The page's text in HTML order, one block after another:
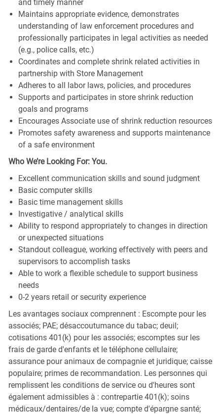
and timely manner
Maintains appropriate evidence, demonstrates
understanding of law enforcement procedures and
professionally participates in legal activities as needed
(e.g., police calls, etc.)
Coordinates and complete shrink related activities in
partnership with Store Management
Adheres to all labor laws, policies, and procedures
Supports and participates in store shrink reduction
goals and programs
Encourages Associate use of shrink reduction resources
Promotes safety awareness and supports maintenance
of a safe environment
Who We’re Looking For: You.
Excellent communication skills and sound judgment
Basic computer skills
Basic time management skills
Investigative / analytical skills
Ability to respond appropriately to changes in direction
or unexpected situations
Standout colleague, working effectively with peers and
supervisors to accomplish tasks
Able to work a flexible schedule to support business
needs
0-2 years retail or security experience
Les avantages sociaux comprennent : Escompte pour les
associés; PAE; désaccoutumance du tabac; deuil;
cotisations 401(k) pour les associés; escomptes sur les
frais de garde d'enfants et le téléphone cellulaire;
assurance pour animaux de compagnie et juridique; caisse
populaire; primes de recommandation. Les personnes qui
remplissent les conditions de service ou d'heures sont
également admissibles à : contrepartie 401(k); soins
médicaux/dentaires/de la vue; compte d'épargne santé;